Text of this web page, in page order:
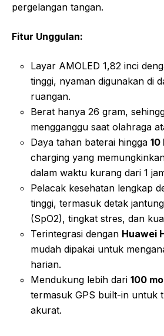
pergelangan tangan.
Fitur Unggulan:
Layar AMOLED 1,82 inci
tinggi, nyaman digunakan di
ruangan.
Berat hanya 26 gram,
mengganggu saat olahraga
Daya tahan baterai hingga 10
charging yang
dalam waktu kurang dari 1
Pelacak kesehatan lengkap
tinggi, termasuk detak
(SpO2), tingkat stres, dan
Terintegrasi dengan Huawei
mudah dipakai untuk
harian.
Mendukung lebih dari 100
termasuk GPS built-in untuk
akurat.